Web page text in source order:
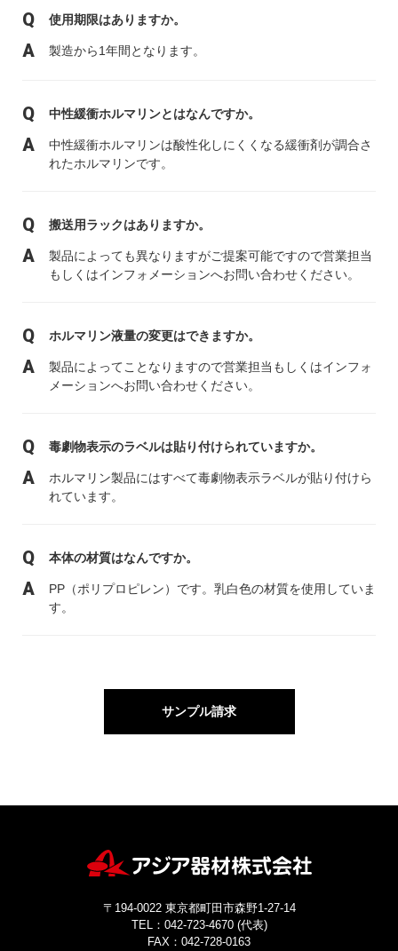
使用期限はありますか。
製造から1年間となります。
中性緩衝ホルマリンとはなんですか。
中性緩衝ホルマリンは酸性化しにくくなる緩衝剤が調合さ
れたホルマリンです。
搬送用ラックはありますか。
製品によっても異なりますがご提案可能ですので営業担当
もしくはインフォメーションへお問い合わせください。
ホルマリン液量の変更はできますか。
製品によってことなりますので営業担当もしくはインフォ
メーションへお問い合わせください。
毒劇物表示のラベルは貼り付けられていますか。
ホルマリン製品にはすべて毒劇物表示ラベルが貼り付けら
れています。
本体の材質はなんですか。
PP（ポリプロピレン）です。乳白色の材質を使用していま
す。
サンプル請求
〒194-0022 東京都町田市森野1-27-14
TEL：042-723-4670 (代表)
FAX：042-728-0163